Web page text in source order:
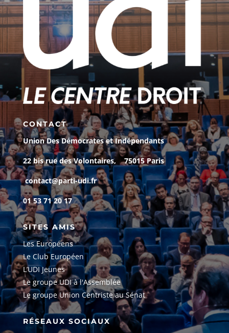
CONTACT
Union Des Démocrates et Indépendants
22 bis rue des Volontaires, 75015 Paris
contact@parti-udi.fr
01 53 71 20 17
SITES AMIS
Les Européens
Le Club Européen
L’UDI Jeunes
Le groupe UDI à l'Assemblée
Le groupe Union Centriste au Sénat
RÉSEAUX SOCIAUX